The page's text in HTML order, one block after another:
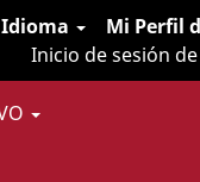
Idioma
Mi Perfil
Inicio de sesión